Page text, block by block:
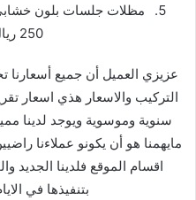
مظلات جلسات بلون خشابي
250 ريال و 300 ريال.
عزيزي العميل أن جميع
التركيب والاسعار هذي اسعار
سنوية وموسوية ويوجد لدينا
مايهمنا هو أن يكونو عملاءنا
اقسام الموقع فلدينا الجديد
بتنفيذها في